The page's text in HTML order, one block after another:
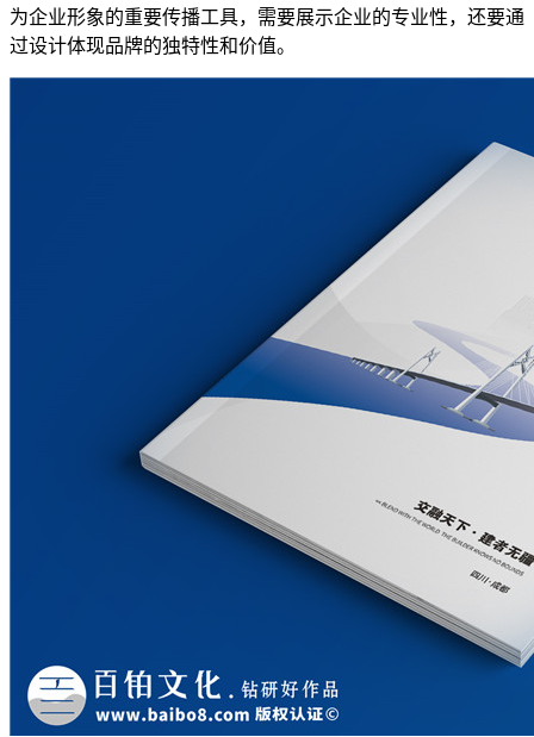
为企业形象的重要传播工具，需要展示企业的专业性，还要通
过设计体现品牌的独特性和价值。